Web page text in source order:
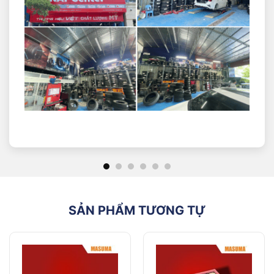
Câu hỏi thường gặp
NAT Center – Địa chỉ bảo dưỡng xe uy tín
Lọc gió động cơ là gì và vì sao cần thay
định kỳ?
Hãy hình dung động cơ như một vận động viên
marathon, cần nguồn không khí sạch liên tục để duy
trì hiệu suất tối đa. Khi chạy, cần không khí sạch để
chất trước khi không khí đi vào buồng đốt.
– Động cơ phải “gắng sức” hút không khí qua lớp bụi
– Các chi tiết máy bị mài mòn nhanh chóng do bụi mịn
SẢN PHẨM TƯƠNG TỰ